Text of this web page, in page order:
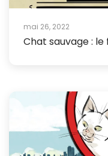
mai 26, 2022
Chat sauvage :